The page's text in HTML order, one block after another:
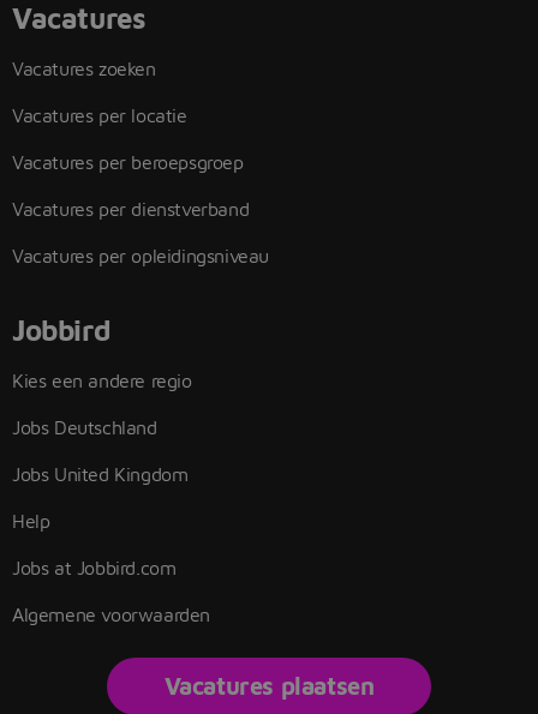
Vacatures
Vacatures zoeken
Vacatures per locatie
Vacatures per beroepsgroep
Vacatures per dienstverband
Vacatures per opleidingsniveau
Jobbird
Kies een andere regio
Jobs Deutschland
Jobs United Kingdom
Help
Jobs at Jobbird.com
Algemene voorwaarden
Vacatures plaatsen